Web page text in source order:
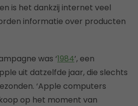
is het dankzij internet veel
informatie over producten
was ‘1984’, een
uit datzelfde jaar, die slechts
‘Apple computers
op het moment van